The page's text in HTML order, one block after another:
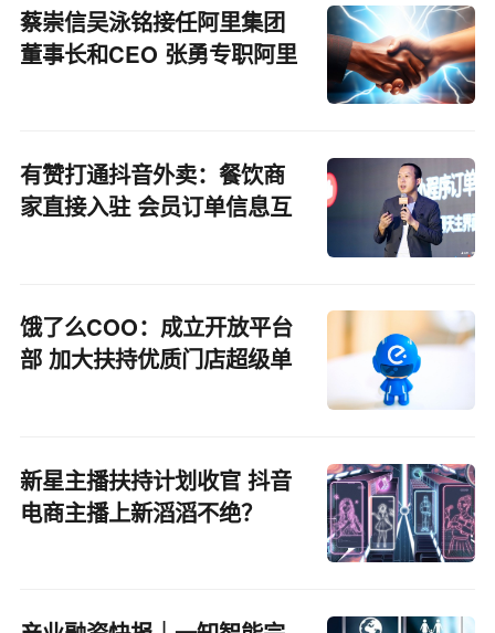
蔡崇信吴泳铭接任阿里集团
董事长和CEO 张勇专职阿里
有赞打通抖音外卖：餐饮商
家直接入驻 会员订单信息互
饿了么COO：成立开放平台
部 加大扶持优质门店超级单
新星主播扶持计划收官 抖音
电商主播上新滔滔不绝？